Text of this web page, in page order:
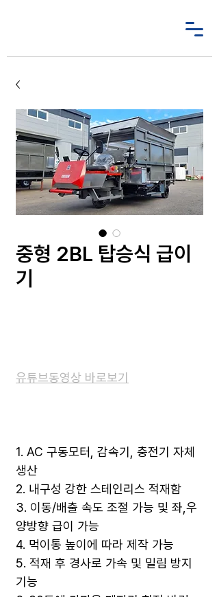
중형 2BL 탑승식 급이
기
유튜브동영상 바로보기
1. AC 구동모터, 감속기, 충전기 자체
생산
2. 내구성 강한 스테인리스 적재함
3. 이동/배출 속도 조절 가능 및 좌,우
양방향 급이 가능
4. 먹이통 높이에 따라 제작 가능
5. 적재 후 경사로 가속 및 밀림 방지
기능